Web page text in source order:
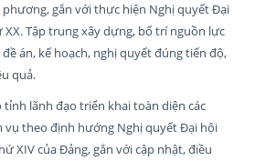
gắn với thực hiện Nghị quyết Đại
Tập trung xây dựng, bố trí nguồn lực
án, kế hoạch, nghị quyết đúng tiến độ,
quả.
tỉnh lãnh đạo triển khai toàn diện các
vụ theo định hướng Nghị quyết Đại hội
XIV của Đảng, gắn với cập nhật, điều